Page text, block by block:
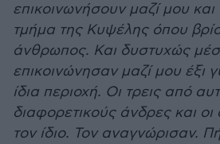
επικοινωνήσουν μαζί μου
τμήμα της Κυψέλης όπου
άνθρωπος. Και δυστυχώς
επικοινώνησαν μαζί μου έξι
ίδια περιοχή. Οι τρεις από
διαφορετικούς άνδρες και οι
τον ίδιο. Τον αναγνώρισαν.